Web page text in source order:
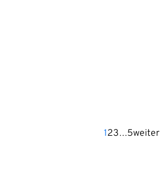
123…5weiter